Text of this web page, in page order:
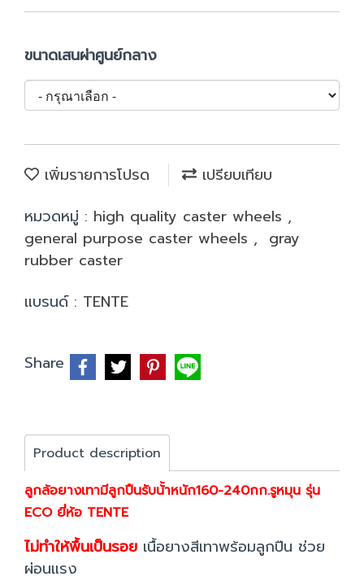
ขนาดเสนผ่าศูนย์กลาง
เพิ่มรายการโปรด
เปรียบเทียบ
หมวดหมู่ : high quality caster wheels ,
general purpose caster wheels , gray
rubber caster
แบรนด์ : TENTE
Share
Product description
ลูกล้อยางเทามีลูกปืนรับน้้าหนัก160-240กก.รูหมุน รุ่น
ECO ยี่ห้อ TENTE
ไม่ทำให้พื้นเป็นรอย เนื้อยางสีเทาพร้อมลูกปืน ช่วย
ผ่อนแรง